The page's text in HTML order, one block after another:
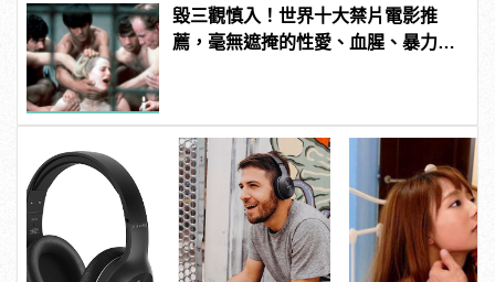
毀三觀慎入！世界十大禁片電影推
薦，毫無遮掩的性愛、血腥、暴力、